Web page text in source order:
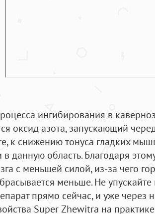
ингибирования в
оксид азота, запускающий
к снижению тонуса гладких
данную область. Благодаря
с меньшей силой, из-за чего
меньше. Не
прямо сейчас, и уже через
Super Zhewitra на